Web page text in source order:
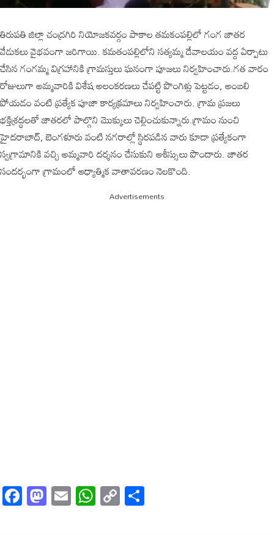
తిరుపతి జిల్లా చంద్రగిరి నియోజకవర్గం పాకాల తమకంపల్లిలో గంగ జాతర
వేడుకలు వైభవంగా జరిగాయి. కమతంపల్లిలోని సత్యమ్మ దేవాలయం వద్ద ఏర్పాటు
చేసిన గంగమ్మ విగ్రహానికి గ్రామస్తులు ఘనంగా పూజలు నిర్వహించారు.గత వారం
రోజులుగా అమ్మవారికి విశేష అలంకరణలు చేపట్టి పొంగిళ్లు పెట్టడం, అంబలి
పోయడం వంటి ప్రత్యేక పూజా కార్యక్రమాలు నిర్వహించారు. గ్రామ ప్రజలు
భక్తిశ్రద్ధలతో జాతరలో పాల్గొని మొక్కులు చెల్లించుకున్నారు.గ్రామం నుంచి
హైదరాబాద్, బెంగళూరు వంటి నగరాల్లో స్థిరపడిన వారు కూడా ప్రత్యేకంగా
స్వగ్రామానికి వచ్చి అమ్మవారి దర్శనం చేసుకుని ఆశీస్సులు పొందారు. జాతర
సందర్భంగా గ్రామంలో ఆధ్యాత్మిక వాతావరణం నెలకొంది.
Advertisements
Facebook
Mastodon
EmailWhatsApp
Copy
Link